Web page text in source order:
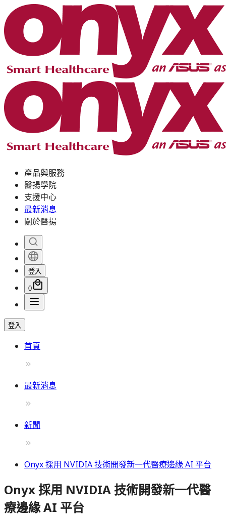
產品與服務
醫揚學院
支援中心
最新消息
關於醫揚
登入
0
登入
首頁
最新消息
新聞
Onyx 採用 NVIDIA 技術開發新一代醫療邊緣 AI 平台
Onyx 採用 NVIDIA 技術開發新一代醫
療邊緣 AI 平台